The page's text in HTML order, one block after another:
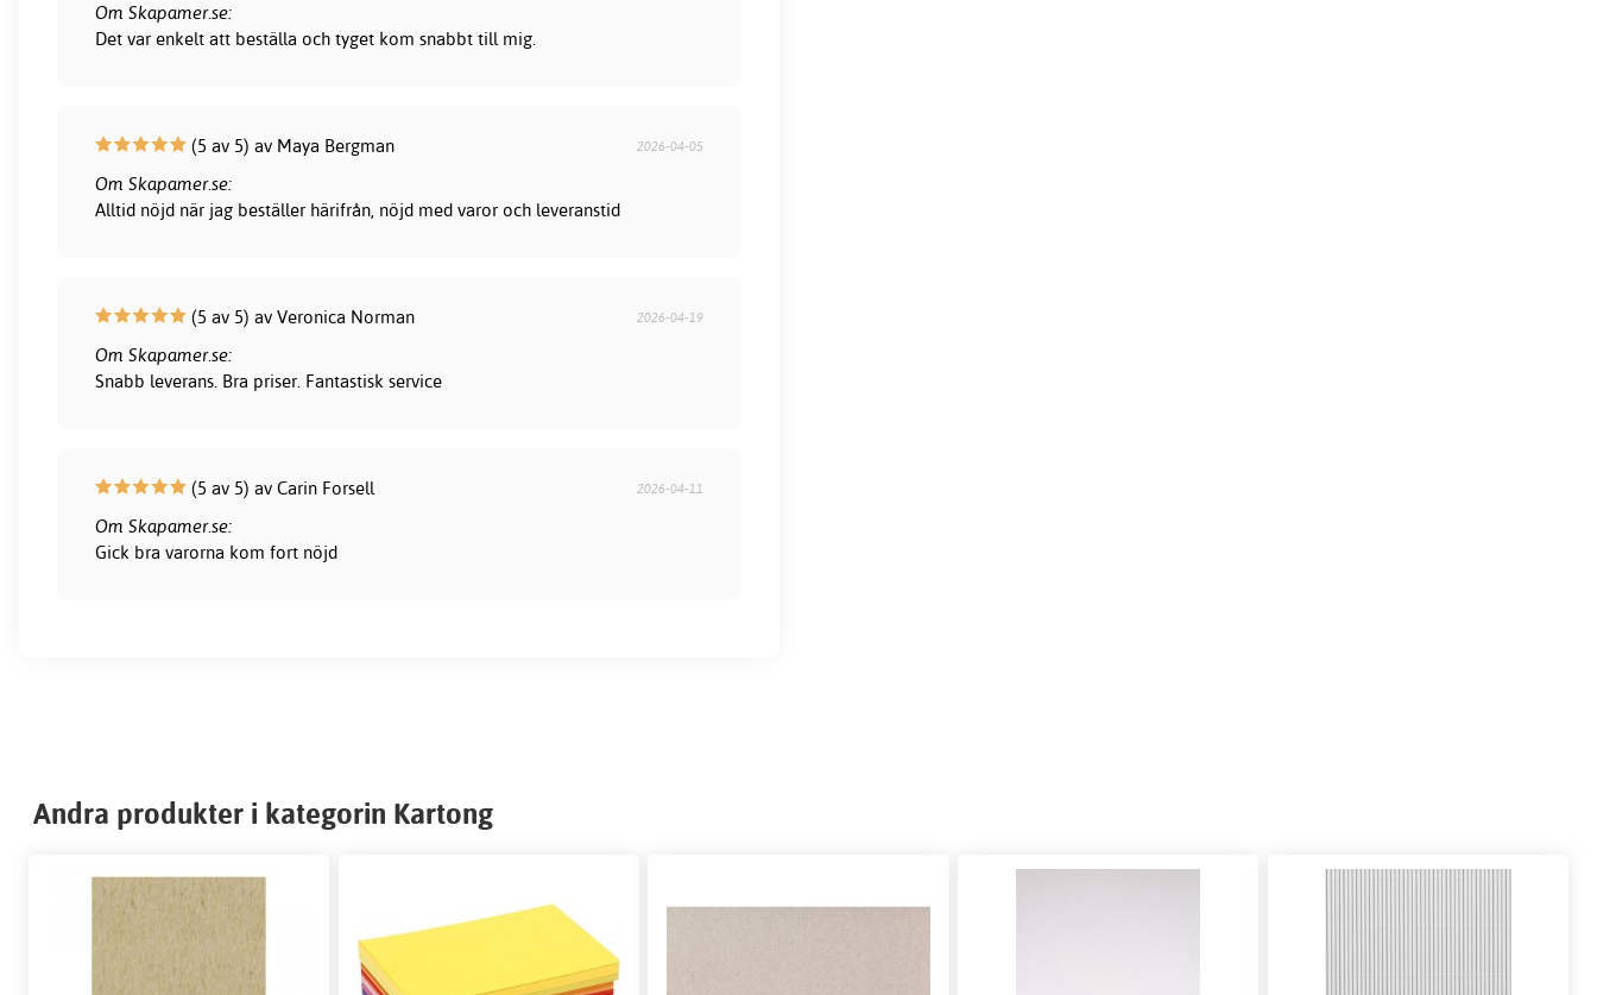
Om Skapamer.se:
Det var enkelt att beställa och tyget kom snabbt till mig.
(5 av 5) av Maya Bergman 2026-04-05
Om Skapamer.se:
Alltid nöjd när jag beställer härifrån, nöjd med varor och leveranstid
(5 av 5) av Veronica Norman 2026-04-19
Om Skapamer.se:
Snabb leverans. Bra priser. Fantastisk service
(5 av 5) av Carin Forsell 2026-04-11
Om Skapamer.se:
Gick bra varorna kom fort nöjd
Andra produkter i kategorin Kartong